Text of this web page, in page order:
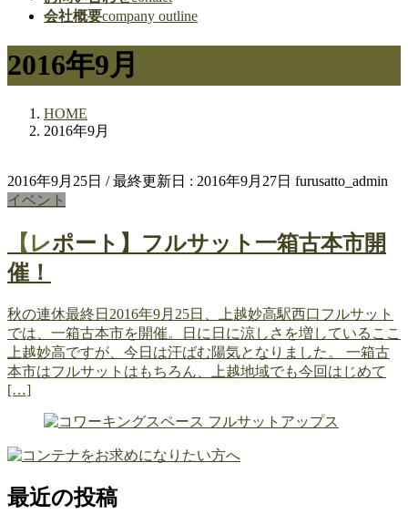
会社概要company outline
2016年9月
HOME
2016年9月
2016年9月25日 / 最終更新日 : 2016年9月27日 furusatto_admin
イベント
【レポート】フルサット一箱古本市開
催！
秋の連休最終日2016年9月25日、上越妙高駅西口フルサット
では、一箱古本市を開催。日に日に涼しさを増しているここ
上越妙高ですが、今日は汗ばむ陽気となりました。 一箱古
本市はフルサットはもちろん、上越地域でも今回はじめて
[…]
最近の投稿